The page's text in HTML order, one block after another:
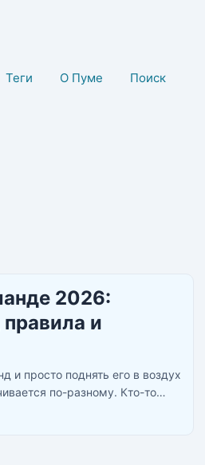
Теги О Пуме Поиск
2026:
и
и просто поднять его в воздух
по-разному. Кто-то
над Пхукетом и уехал